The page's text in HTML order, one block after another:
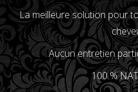
La meilleure solution pour
Aucun entretien
100 %